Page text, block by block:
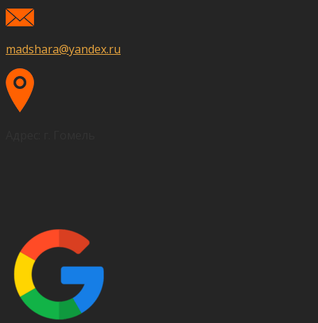
madshara@yandex.ru